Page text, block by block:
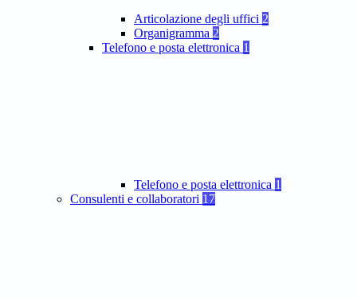
Articolazione degli uffici 2
Organigramma 2
Telefono e posta elettronica 1
Telefono e posta elettronica 1
Consulenti e collaboratori 17